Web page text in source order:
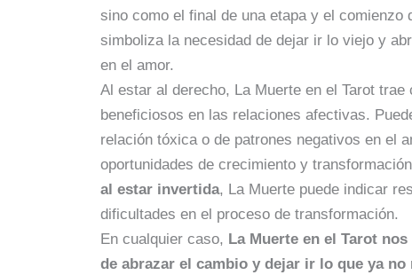
sino como el final de una etapa y el comienzo
simboliza la necesidad de dejar ir lo viejo y
en el amor.
Al estar al derecho, La Muerte en el Tarot
beneficiosos en las relaciones afectivas.
relación tóxica o de patrones negativos en el
oportunidades de crecimiento y
al estar invertida, La Muerte puede indicar
dificultades en el proceso de transformación.
En cualquier caso, La Muerte en el Tarot
de abrazar el cambio y dejar ir lo que ya